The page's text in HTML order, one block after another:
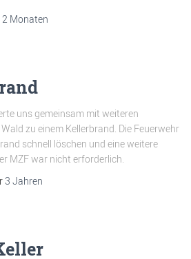
Monaten
uns gemeinsam mit weiteren
zu einem Kellerbrand. Die Feuerwehr
schnell löschen und eine weitere
MZF war nicht erforderlich.
3 Jahren